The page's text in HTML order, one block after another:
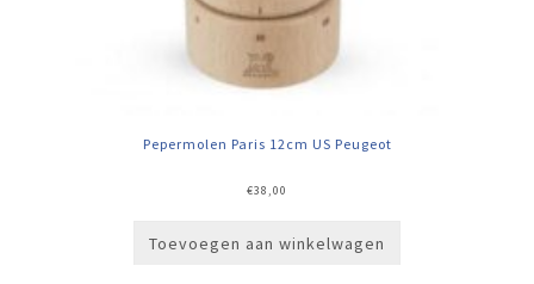
Pepermolen Paris 12cm US Peugeot
€38,00
Toevoegen aan winkelwagen